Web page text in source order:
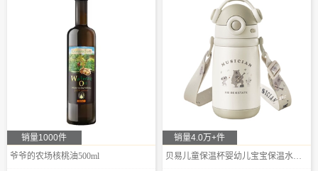
销量1000件
爷爷的农场核桃油500ml
销量4.0万+件
贝易儿童保温杯婴幼儿宝宝保温水杯幼儿园